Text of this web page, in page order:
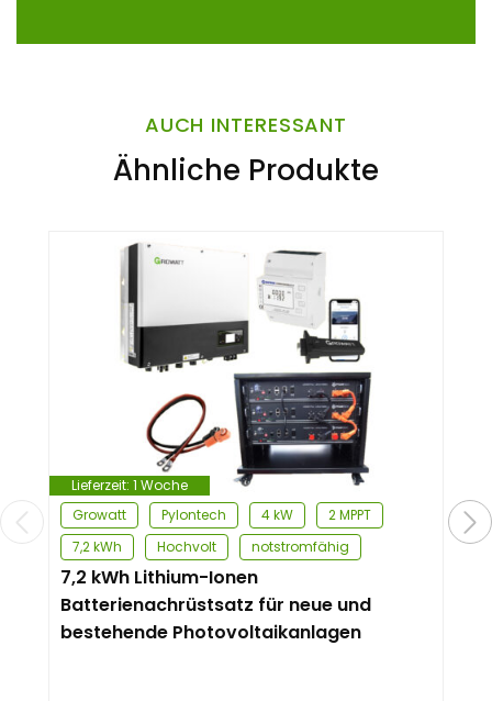
AUCH INTERESSANT
Ähnliche Produkte
Lieferzeit: 1 Woche
Growatt
Pylontech 4 kW
2 MPPT
7,2 kWh
Hochvolt notstromfähig
7,2 kWh Lithium-Ionen
Batterienachrüstsatz für neue und
bestehende Photovoltaikanlagen